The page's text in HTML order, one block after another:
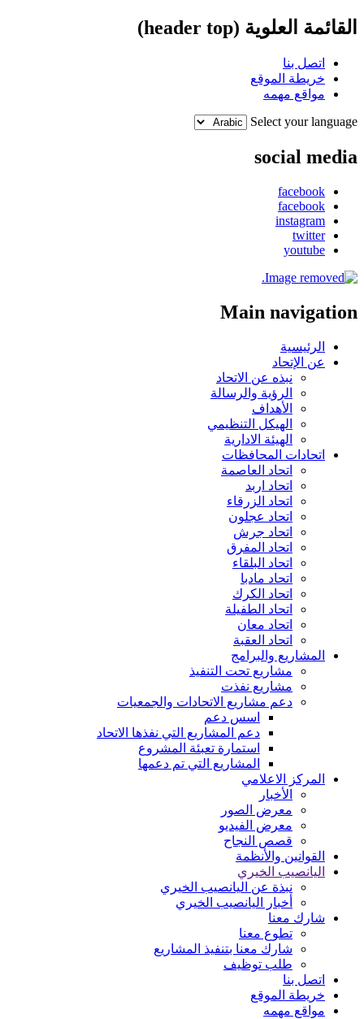
القائمة العلوية (header top)
اتصل بنا
خريطة الموقع
مواقع مهمه
Select your language
social media
facebook
facebook
instagram
twitter
youtube
Main navigation
الرئيسية
عن الإتحاد
نبذه عن الاتحاد
الرؤية والرسالة
الأهداف
الهيكل التنظيمي
الهيئة الادارية
اتحادات المحافظات
اتحاد العاصمة
اتحاد اربد
اتحاد الزرقاء
اتحاد عجلون
اتحاد جرش
اتحاد المفرق
اتحاد البلقاء
اتحاد مادبا
اتحاد الكرك
اتحاد الطفيلة
اتحاد معان
اتحاد العقبة
المشاريع والبرامج
مشاريع تحت التنفيذ
مشاريع نفذت
دعم مشاريع الاتحادات والجمعيات
اسس دعم
دعم المشاريع التي نفذها الاتحاد
استمارة تعبئة المشروع
المشاريع التي تم دعمها
المركز الاعلامي
الأخبار
معرض الصور
معرض الفيديو
قصص النجاح
القوانين والأنظمة
اليانصيب الخيري
نبذة عن اليانصيب الخيري
أخبار اليانصيب الخيري
شارك معنا
تطوع معنا
شارك معنا بتنفيذ المشاريع
طلب توظيف
اتصل بنا
خريطة الموقع
مواقع مهمه